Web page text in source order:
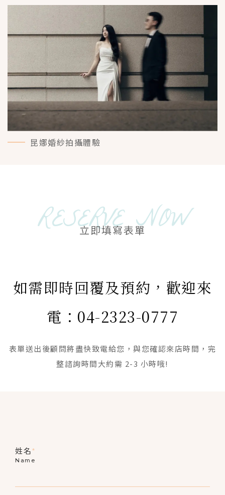
昆娜婚紗拍攝體驗
RESERVE NOW
立即填寫表單
如需即時回覆及預約，歡迎來
電：04-2323-0777
表單送出後顧問將盡快致電給您，與您確認來店時間，完
整諮詢時間大約需 2-3 小時哦!
姓名*
Name